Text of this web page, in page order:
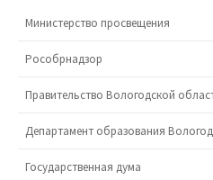
Министерство просвещения
Рособрнадзор
Правительство Вологодской
Департамент образования
Государственная дума